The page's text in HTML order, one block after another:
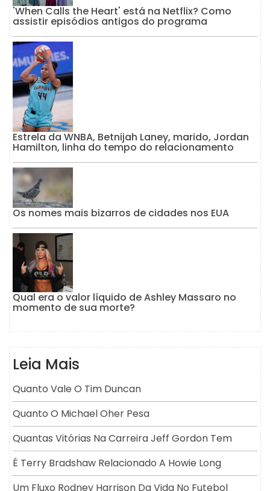
'When Calls the Heart' está na Netflix? Como
assistir episódios antigos do programa
Estrela da WNBA, Betnijah Laney, marido, Jordan
Hamilton, linha do tempo do relacionamento
Os nomes mais bizarros de cidades nos EUA
Qual era o valor líquido de Ashley Massaro no
momento de sua morte?
Leia Mais
Quanto Vale O Tim Duncan
Quanto O Michael Oher Pesa
Quantas Vitórias Na Carreira Jeff Gordon Tem
É Terry Bradshaw Relacionado A Howie Long
Um Fluxo Rodney Harrison Da Vida No Futebol